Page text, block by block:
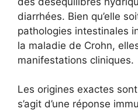
diarrhées. Bien qu’elle
pathologies intestinales
la maladie de Crohn,
manifestations cliniques.
Les origines exactes
s’agit d’une réponse